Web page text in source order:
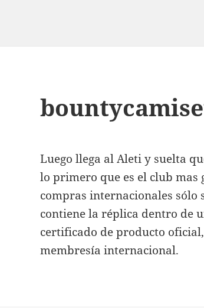
Luego llega al Aleti y suelta
lo primero que es el club mas
compras internacionales sólo
contiene la réplica dentro de
certificado de producto
membresía internacional.